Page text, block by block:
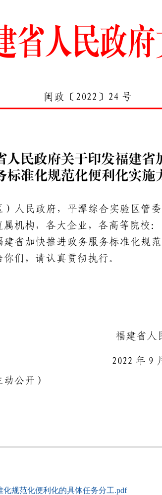
规范化便利化的具体任务分工.pdf